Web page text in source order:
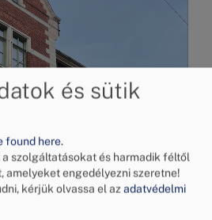
és sütik
found here.
szolgáltatásokat és harmadik féltől
amelyeket engedélyezni szeretne!
kérjük olvassa el az adatvédelmi